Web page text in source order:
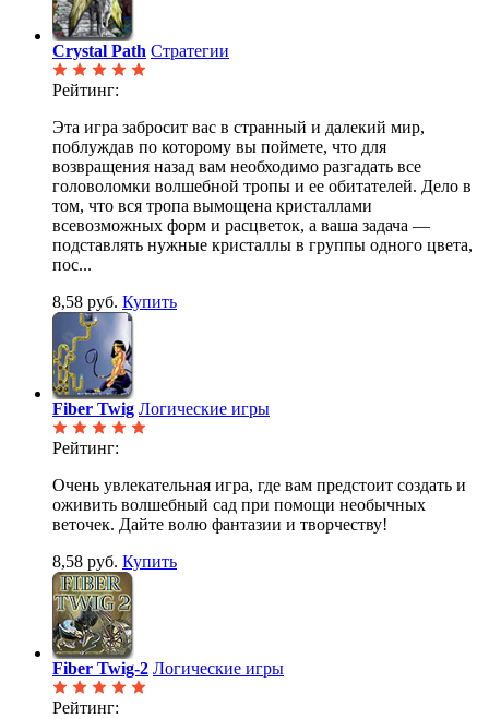
Crystal Path Стратегии
Рейтинг:
Эта игра забросит вас в странный и далекий мир,
поблуждав по которому вы поймете, что для
возвращения назад вам необходимо разгадать все
головоломки волшебной тропы и ее обитателей. Дело в
том, что вся тропа вымощена кристаллами
всевозможных форм и расцветок, а ваша задача —
подставлять нужные кристаллы в группы одного цвета,
пос...
8,58 руб. Купить
Fiber Twig Логические игры
Рейтинг:
Очень увлекательная игра, где вам предстоит создать и
оживить волшебный сад при помощи необычных
веточек. Дайте волю фантазии и творчеству!
8,58 руб. Купить
Fiber Twig-2 Логические игры
Рейтинг: